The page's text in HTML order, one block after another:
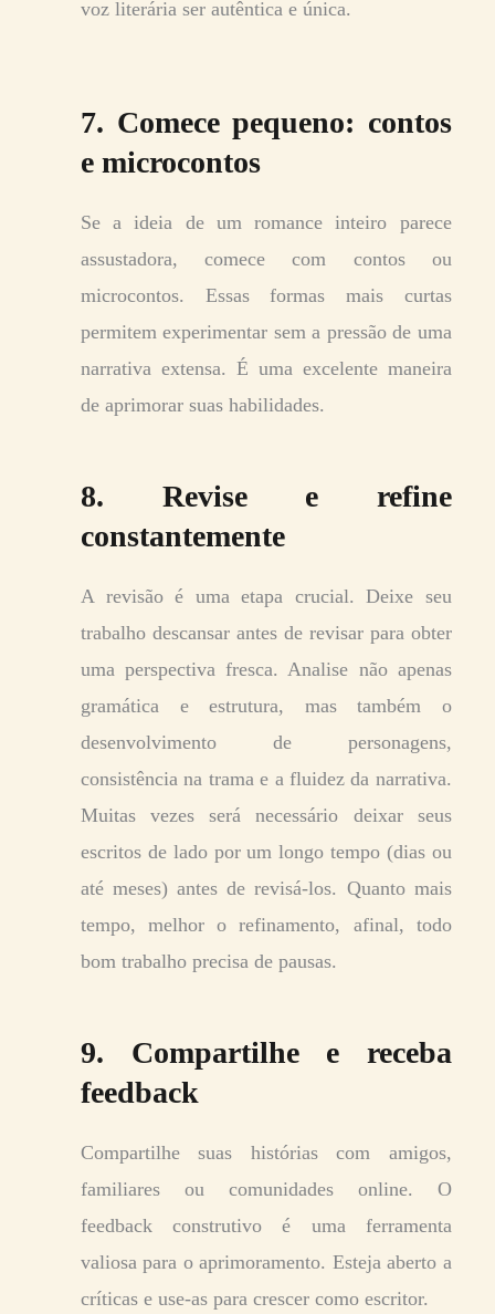
voz literária ser autêntica e única.
7. Comece pequeno: contos
e microcontos
Se a ideia de um romance inteiro parece
assustadora, comece com contos ou
microcontos. Essas formas mais curtas
permitem experimentar sem a pressão de uma
narrativa extensa. É uma excelente maneira
de aprimorar suas habilidades.
8. Revise e refine
constantemente
A revisão é uma etapa crucial. Deixe seu
trabalho descansar antes de revisar para obter
uma perspectiva fresca. Analise não apenas
gramática e estrutura, mas também o
desenvolvimento de personagens,
consistência na trama e a fluidez da narrativa.
Muitas vezes será necessário deixar seus
escritos de lado por um longo tempo (dias ou
até meses) antes de revisá-los. Quanto mais
tempo, melhor o refinamento, afinal, todo
bom trabalho precisa de pausas.
9. Compartilhe e receba
feedback
Compartilhe suas histórias com amigos,
familiares ou comunidades online. O
feedback construtivo é uma ferramenta
valiosa para o aprimoramento. Esteja aberto a
críticas e use-as para crescer como escritor.